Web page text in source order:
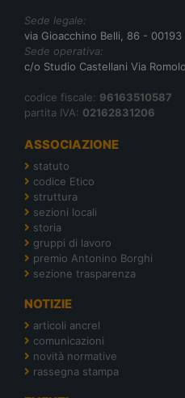
Sede legale:
via Gioacchino Belli, 86 - 00193
Sede operativa:
c/o Studio Castellani Via
codice fiscale: 96163510587
partita IVA: 02162831206
ASSOCIAZIONE
statuto
codice Etico
struttura
sezioni locali
storia
gruppi di lavoro
premio Antonino Borghi
sezione trasparenza
NOTIZIE
articoli ancrel
comunicazioni
novità normative
rassegna stampa